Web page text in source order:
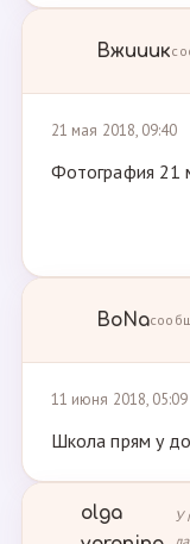
Вжииик
21 мая 2018, 09:40
Фотография 21
BoNa
11 июня 2018, 05:09
Школа прям у
olga
У